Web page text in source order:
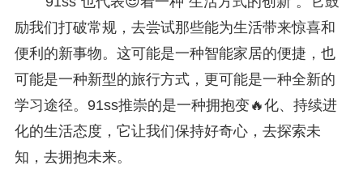
励我们打破常规，去尝试那些能为生活带来惊喜和
便利的新事物。这可能是一种智能家居的便捷，也
可能是一种新型的旅行方式，更可能是一种全新的
学习途径。91ss推崇的是一种拥抱变🔥化、持续进
化的生活态度，它让我们保持好奇心，去探索未
知，去拥抱未来。